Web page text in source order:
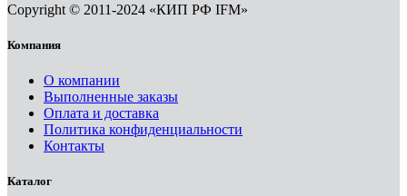
Copyright © 2011-2024 «КИП РФ IFM»
Компания
О компании
Выполненные заказы
Оплата и доставка
Политика конфиденциальности
Контакты
Каталог